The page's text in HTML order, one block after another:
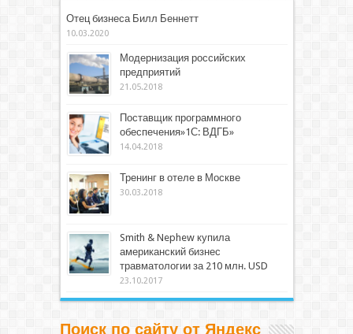
Отец бизнеса Билл Беннетт
10.03.2020
Модернизация российских
предприятий
21.05.2018
Поставщик программного
обеспечения»1С: ВДГБ»
14.04.2018
Тренинг в отеле в Москве
30.03.2018
Smith & Nephew купила
американский бизнес
травматологии за 210 млн. USD
23.10.2017
Поиск по сайту от Яндекс